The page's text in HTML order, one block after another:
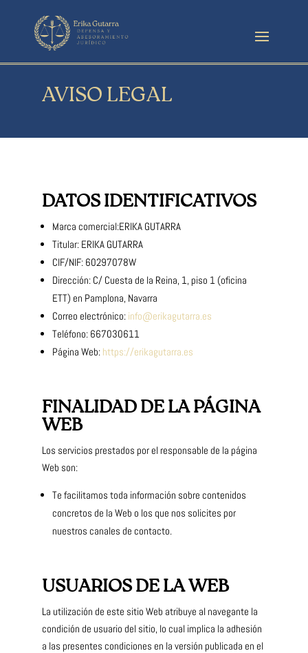
AVISO LEGAL
DATOS IDENTIFICATIVOS
Marca comercial:ERIKA GUTARRA
Titular: ERIKA GUTARRA
CIF/NIF: 60297078W
Dirección: C/ Cuesta de la Reina, 1, piso 1 (oficina
ETT) en Pamplona, Navarra
Correo electrónico: info@erikagutarra.es
Teléfono: 667030611
Página Web: https://erikagutarra.es
FINALIDAD DE LA PÁGINA
WEB
Los servicios prestados por el responsable de la página
Web son:
Te facilitamos toda información sobre contenidos
concretos de la Web o los que nos solicites por
nuestros canales de contacto.
USUARIOS DE LA WEB
La utilización de este sitio Web atribuye al navegante la
condición de usuario del sitio, lo cual implica la adhesión
a las presentes condiciones en la versión publicada en el